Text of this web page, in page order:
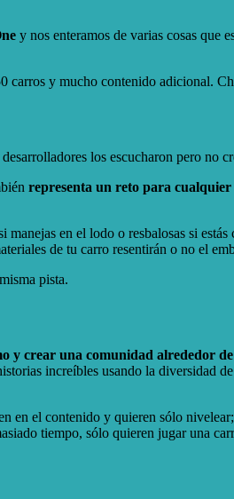
y nos enteramos de varias cosas que
carros y mucho contenido adicional.
los escucharon pero no
representa un reto para
manejas en el lodo o resbalosas si
de tu carro resentirán o no el
pista.
y crear una comunidad alrededor
increíbles usando la diversidad
en el contenido y quieren sólo
tiempo, sólo quieren jugar una